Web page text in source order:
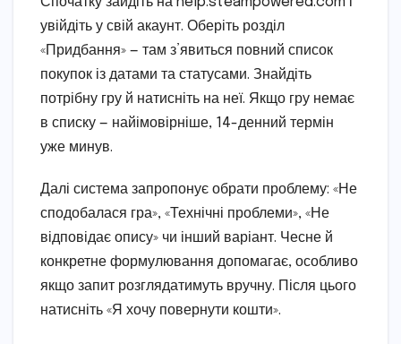
увійдіть у свій акаунт. Оберіть розділ
«Придбання» — там з’явиться повний список
покупок із датами та статусами. Знайдіть
потрібну гру й натисніть на неї. Якщо гру немає
в списку — найімовірніше, 14-денний термін
уже минув.
Далі система запропонує обрати проблему: «Не
сподобалася гра», «Технічні проблеми», «Не
відповідає опису» чи інший варіант. Чесне й
конкретне формулювання допомагає, особливо
якщо запит розглядатимуть вручну. Після цього
натисніть «Я хочу повернути кошти».